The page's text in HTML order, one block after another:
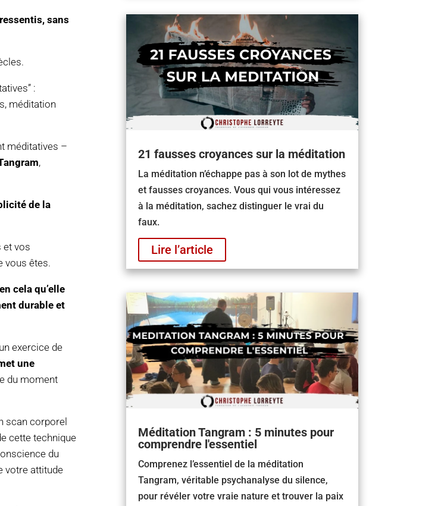
sans
:
méditation
méditatives –
,
de la
et vos
vous êtes.
cela qu’elle
durable et
exercice de
une
du moment
scan corporel
cette technique
du
votre attitude
21 fausses croyances sur la méditation
La méditation n’échappe pas à son lot de mythes
et fausses croyances. Vous qui vous intéressez
à la méditation, sachez distinguer le vrai du
faux.
Lire l’article
Méditation Tangram : 5 minutes pour
comprendre l'essentiel
Comprenez l’essentiel de la méditation
Tangram, véritable psychanalyse du silence,
pour révéler votre vraie nature et trouver la paix